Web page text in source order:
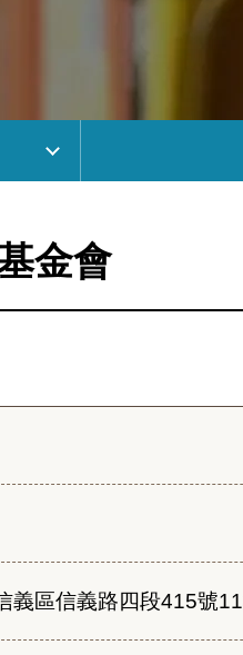
金會
義區信義路四段415號